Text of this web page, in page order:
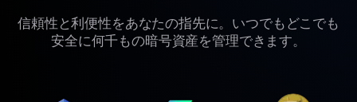
信頼性と利便性をあなたの指先に。いつでもどこでも
安全に何千もの暗号資産を管理できます。